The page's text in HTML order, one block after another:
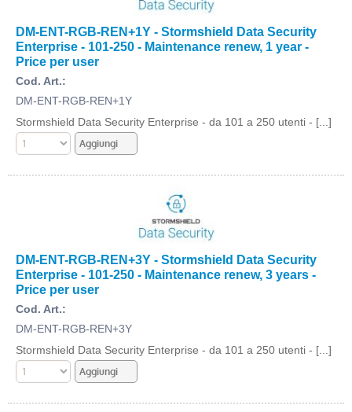
DM-ENT-RGB-REN+1Y - Stormshield Data Security
Enterprise - 101-250 - Maintenance renew, 1 year -
Price per user
Cod. Art.:
DM-ENT-RGB-REN+1Y
Stormshield Data Security Enterprise - da 101 a 250 utenti - [...]
DM-ENT-RGB-REN+3Y - Stormshield Data Security
Enterprise - 101-250 - Maintenance renew, 3 years -
Price per user
Cod. Art.:
DM-ENT-RGB-REN+3Y
Stormshield Data Security Enterprise - da 101 a 250 utenti - [...]